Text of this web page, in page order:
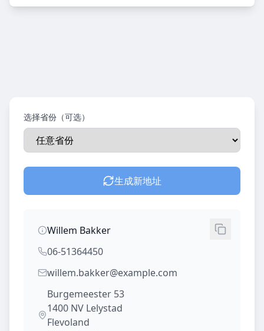
选择省份（可选）
生成新地址
Willem Bakker
06-51364450
willem.bakker@example.com
Burgemeester 53
1400 NV Lelystad
Flevoland